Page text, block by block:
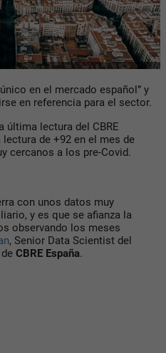
en el mercado español” y
en referencia para el sector.
última lectura del CBRE
de +92 en el mes de
cercanos a los pre-Covid.
con unos datos muy
y es que se afianza la
observando los meses
, Senior Data Scientist del
CBRE España.